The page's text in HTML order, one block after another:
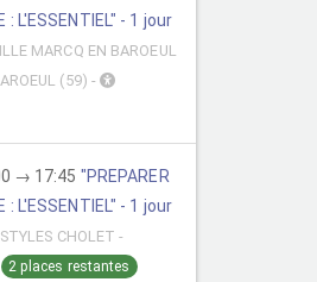
: L'ESSENTIEL" - 1 jour
MARCQ EN BAROEUL
(59) -
→ 17:45 "PREPARER
: L'ESSENTIEL" - 1 jour
CHOLET -
2 places restantes